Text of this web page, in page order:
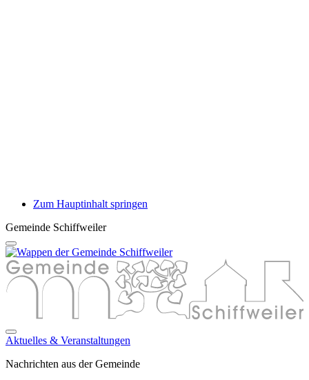
Zum Hauptinhalt springen
Gemeinde Schiffweiler
Aktuelles & Veranstaltungen
Nachrichten aus der Gemeinde